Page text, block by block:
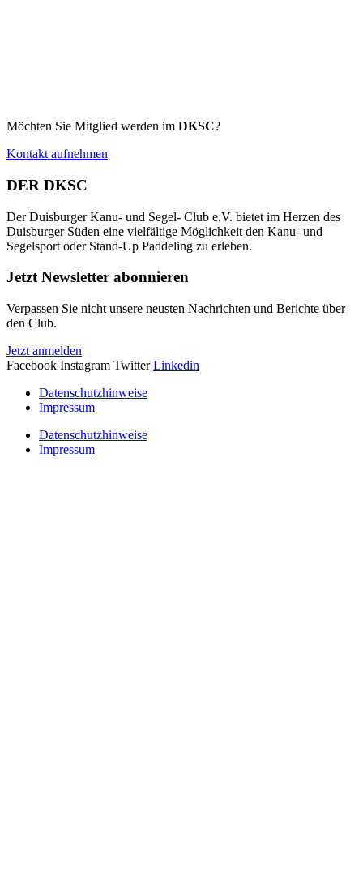
Möchten Sie Mitglied werden im DKSC?
Kontakt aufnehmen
DER DKSC
Der Duisburger Kanu- und Segel- Club e.V. bietet im Herzen des
Duisburger Süden eine vielfältige Möglichkeit den Kanu- und
Segelsport oder Stand-Up Paddeling zu erleben.
Jetzt Newsletter abonnieren
Verpassen Sie nicht unsere neusten Nachrichten und Berichte über
den Club.
Jetzt anmelden
Facebook Instagram Twitter Linkedin
Datenschutzhinweise
Impressum
Datenschutzhinweise
Impressum